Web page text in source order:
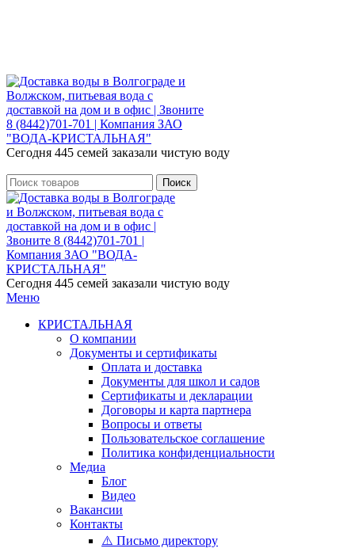
Сегодня 445 семей заказали чистую воду
Поиск
Сегодня 445 семей заказали чистую воду
Меню
КРИСТАЛЬНАЯ
О компании
Документы и сертификаты
Оплата и доставка
Документы для школ и садов
Сертификаты и декларации
Договоры и карта партнера
Вопросы и ответы
Пользовательское соглашение
Политика конфиденциальности
Медиа
Блог
Видео
Вакансии
Контакты
⚠️ Письмо директору